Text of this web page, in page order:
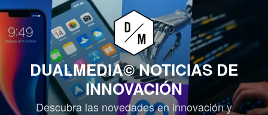
Saltar
contenido
DUALMEDIA© NOTICIAS DE
INNOVACIÓN
Descubra las novedades en innovación y